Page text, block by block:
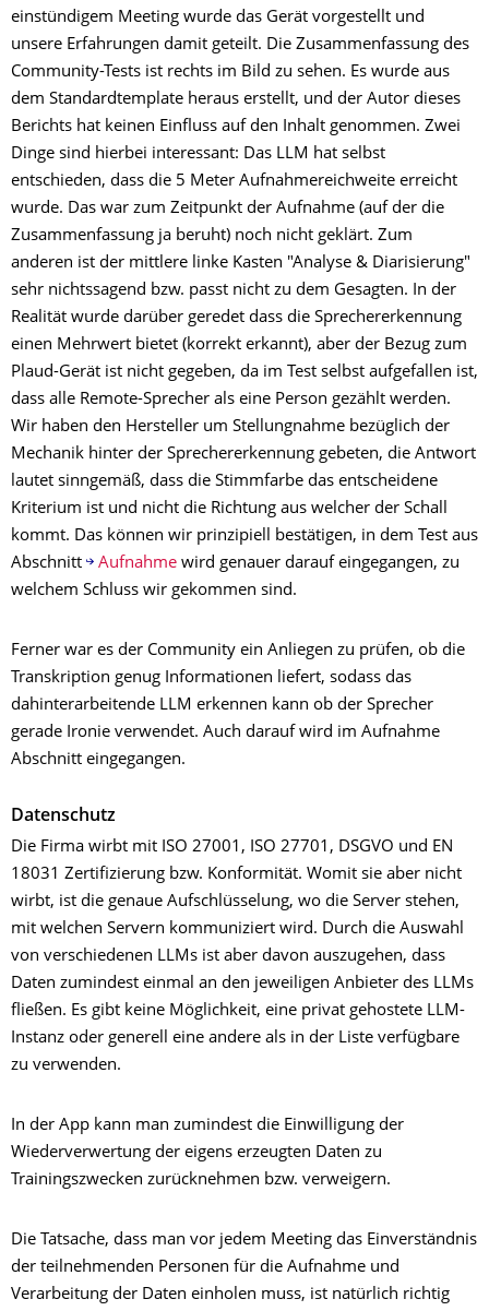
einstündigem Meeting wurde das Gerät vorgestellt und
unsere Erfahrungen damit geteilt. Die Zusammenfassung des
Community-Tests ist rechts im Bild zu sehen. Es wurde aus
dem Standardtemplate heraus erstellt, und der Autor dieses
Berichts hat keinen Einfluss auf den Inhalt genommen. Zwei
Dinge sind hierbei interessant: Das LLM hat selbst
entschieden, dass die 5 Meter Aufnahmereichweite erreicht
wurde. Das war zum Zeitpunkt der Aufnahme (auf der die
Zusammenfassung ja beruht) noch nicht geklärt. Zum
anderen ist der mittlere linke Kasten "Analyse & Diarisierung"
sehr nichtssagend bzw. passt nicht zu dem Gesagten. In der
Realität wurde darüber geredet dass die Sprechererkennung
einen Mehrwert bietet (korrekt erkannt), aber der Bezug zum
Plaud-Gerät ist nicht gegeben, da im Test selbst aufgefallen ist,
dass alle Remote-Sprecher als eine Person gezählt werden.
Wir haben den Hersteller um Stellungnahme bezüglich der
Mechanik hinter der Sprechererkennung gebeten, die Antwort
lautet sinngemäß, dass die Stimmfarbe das entscheidene
Kriterium ist und nicht die Richtung aus welcher der Schall
kommt. Das können wir prinzipiell bestätigen, in dem Test aus
Abschnitt
Aufnahmewird genauer darauf eingegangen, zu
welchem Schluss wir gekommen sind.
Ferner war es der Community ein Anliegen zu prüfen, ob die
Transkription genug Informationen liefert, sodass das
dahinterarbeitende LLM erkennen kann ob der Sprecher
gerade Ironie verwendet. Auch darauf wird im Aufnahme
Abschnitt eingegangen.
Datenschutz
Die Firma wirbt mit ISO 27001, ISO 27701, DSGVO und EN
18031 Zertifizierung bzw. Konformität. Womit sie aber nicht
wirbt, ist die genaue Aufschlüsselung, wo die Server stehen,
mit welchen Servern kommuniziert wird. Durch die Auswahl
von verschiedenen LLMs ist aber davon auszugehen, dass
Daten zumindest einmal an den jeweiligen Anbieter des LLMs
fließen. Es gibt keine Möglichkeit, eine privat gehostete LLM-
Instanz oder generell eine andere als in der Liste verfügbare
zu verwenden.
In der App kann man zumindest die Einwilligung der
Wiederverwertung der eigens erzeugten Daten zu
Trainingszwecken zurücknehmen bzw. verweigern.
Die Tatsache, dass man vor jedem Meeting das Einverständnis
der teilnehmenden Personen für die Aufnahme und
Verarbeitung der Daten einholen muss, ist natürlich richtig